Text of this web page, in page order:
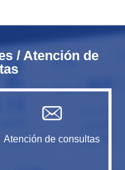
/ Atención de
Atención de consultas